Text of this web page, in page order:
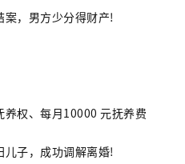
案，男方少分得财产!
权、每月10000 元抚养费
子，成功调解离婚!